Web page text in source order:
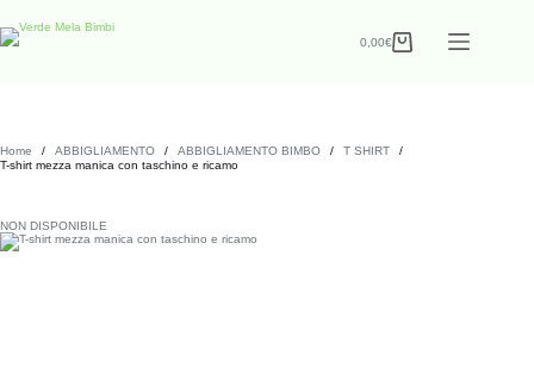
0,00€
Home / ABBIGLIAMENTO / ABBIGLIAMENTO BIMBO / T SHIRT
/
T-shirt mezza manica con taschino e ricamo
NON DISPONIBILE